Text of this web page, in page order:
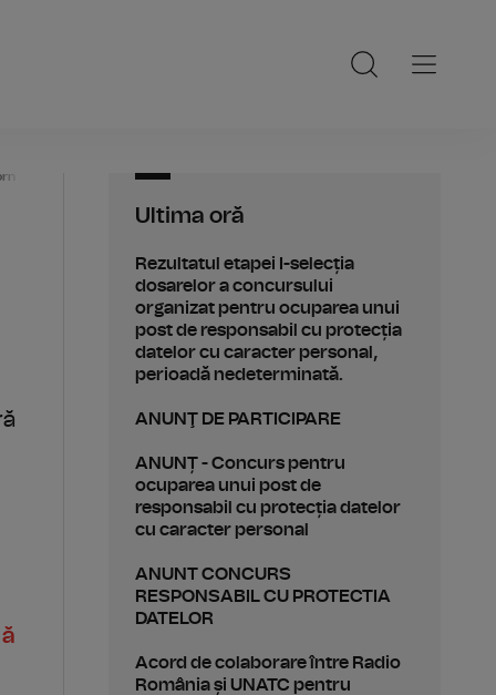
englez
Ultima oră
Rezultatul etapei I-selecția
dosarelor a concursului
organizat pentru ocuparea unui
post de responsabil cu protecția
datelor cu caracter personal,
perioadă nedeterminată.
ANUNŢ DE PARTICIPARE
ANUNȚ - Concurs pentru
ocuparea unui post de
responsabil cu protecția datelor
cu caracter personal
ANUNT CONCURS
RESPONSABIL CU PROTECTIA
DATELOR
Acord de colaborare între Radio
România și UNATC pentru